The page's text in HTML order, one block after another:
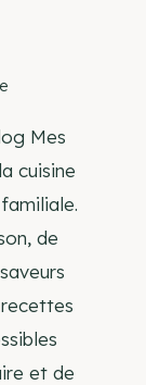
Mes
cuisine
de
et de